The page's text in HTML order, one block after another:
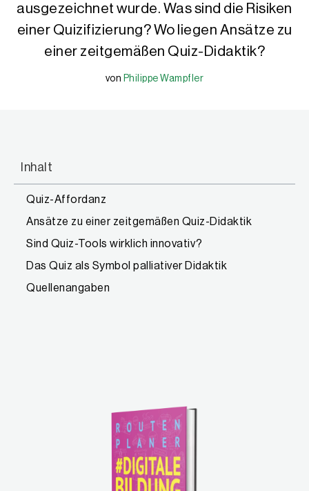
ausgezeichnet wurde. Was sind die Risiken
einer Quizifizierung? Wo liegen Ansätze zu
einer zeitgemäßen Quiz-Didaktik?
von Philippe Wampfler
Inhalt
Quiz-Affordanz
Ansätze zu einer zeitgemäßen Quiz-Didaktik
Sind Quiz-Tools wirklich innovativ?
Das Quiz als Symbol palliativer Didaktik
Quellenangaben